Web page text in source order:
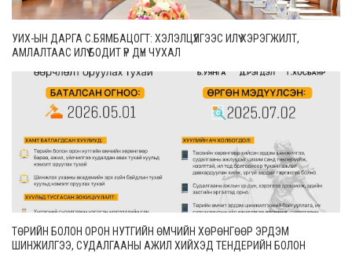
УИХ-ЫН ДАРГА С.БЯМБАЦОГТ: ХЭЛЭЛЦҮҮЛГЭЭС ИЛҮҮ ХЭРЭГЖИЛТ,
АМЛАЛТААС ИЛҮҮ БОДИТ ҮР ДҮН ЧУХАЛ
ТӨРИЙН БОЛОН ОРОН НУТГИЙН ӨМЧИЙН ХӨРӨНГӨӨР ЭРДЭМ
ШИНЖИЛГЭЭ, СУДАЛГААНЫ АЖИЛ ХИЙХЭД ТЕНДЕРИЙН БОЛОН